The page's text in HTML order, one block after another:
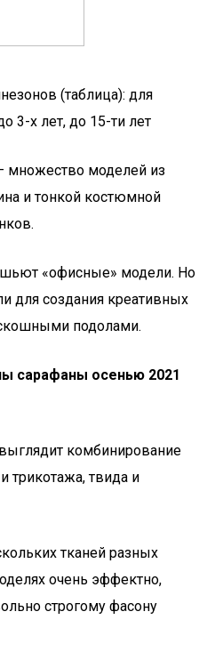
(таблица): для
3-х лет, до 15-ти лет
множество моделей из
и тонкой костюмной
«офисные» модели. Но
для создания креативных
подолами.
сарафаны осенью 2021
комбинирование
трикотажа, твида и
тканей разных
очень эффектно,
строгому фасону